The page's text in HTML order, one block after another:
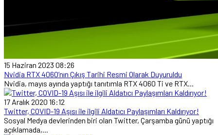
15 Haziran 2023 08:26
Nvidia RTX 4060’nın Çıkış Tarihi Resmi Olarak Duyuruldu
Nvidia, mayıs ayında yaptığı tanıtımla RTX 4060 Ti ve RTX...
17 Aralık 2020 16:12
Twitter, COVID-19 Aşısı ile ilgili Aldatıcı Paylaşımları Kaldırıyor!
Sosyal Medya devlerinden biri olan Twitter, Çarşamba günü yaptığı
açıklamada,...